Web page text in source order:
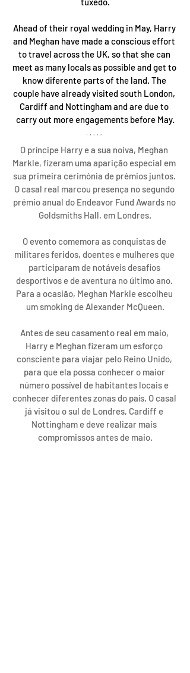
Ahead of their royal wedding in May, Harry
and Meghan have made a conscious effort
to travel across the UK, so that she can
meet as many locals as possible and get to
know diferente parts of the land. The
couple have already visited south London,
Cardiff and Nottingham and are due to
carry out more engagements before May.
O príncipe Harry e a sua noiva, Meghan
Markle, fizeram uma aparição especial em
sua primeira cerimónia de prémios juntos.
O casal real marcou presença no segundo
prémio anual do Endeavor Fund Awards no
Goldsmiths Hall, em Londres.
O evento comemora as conquistas de
militares feridos, doentes e mulheres que
participaram de notáveis desafios
desportivos e de aventura no último ano.
Para a ocasião, Meghan Markle escolheu
um smoking de Alexander McQueen.
Antes de seu casamento real em maio,
Harry e Meghan fizeram um esforço
consciente para viajar pelo Reino Unido,
para que ela possa conhecer o maior
número possível de habitantes locais e
conhecer diferentes zonas do país. O casal
já visitou o sul de Londres, Cardiff e
Nottingham e deve realizar mais
compromissos antes de maio.